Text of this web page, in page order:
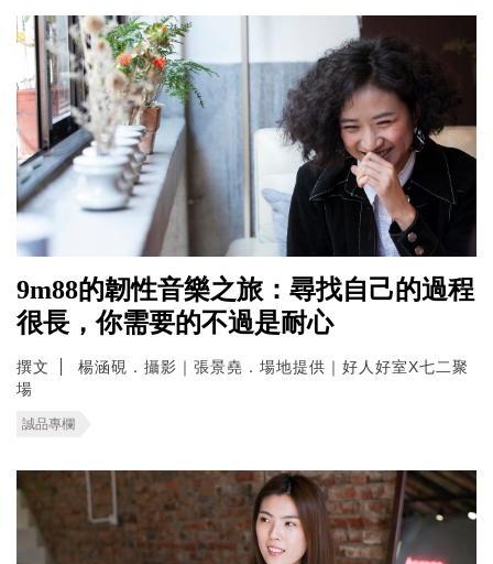
9m88的韌性音樂之旅：尋找自己的過程
很長，你需要的不過是耐心
撰文
楊涵硯．攝影｜張景堯．場地提供｜好人好室X七二聚
場
誠品專欄